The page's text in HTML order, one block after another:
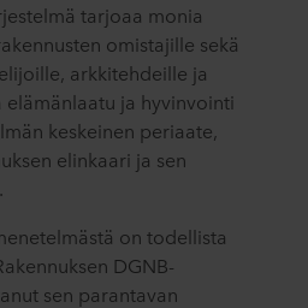
tarjoaa monia
omistajille sekä
arkkitehdeille ja
elämänlaatu ja hyvinvointi
keskeinen periaate,
elinkaari ja sen
on todellista
DGNB-
sen parantavan